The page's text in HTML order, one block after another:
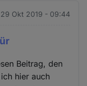
29 Okt 2019 - 09:44
Beitrag, den
hier auch